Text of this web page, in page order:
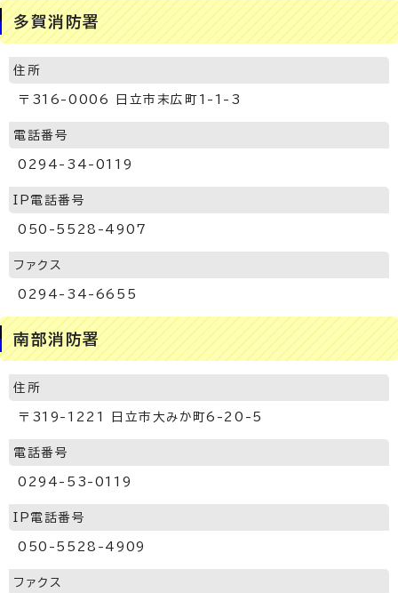
多賀消防署
住所
〒316-0006 日立市末広町1-1-3
電話番号
0294-34-0119
IP電話番号
050-5528-4907
ファクス
0294-34-6655
南部消防署
住所
〒319-1221 日立市大みか町6-20-5
電話番号
0294-53-0119
IP電話番号
050-5528-4909
ファクス